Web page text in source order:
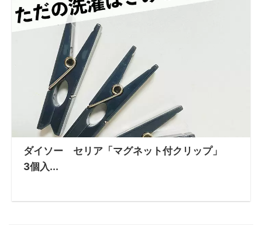
ダイソー セリア「マグネット付クリップ」
3個入...